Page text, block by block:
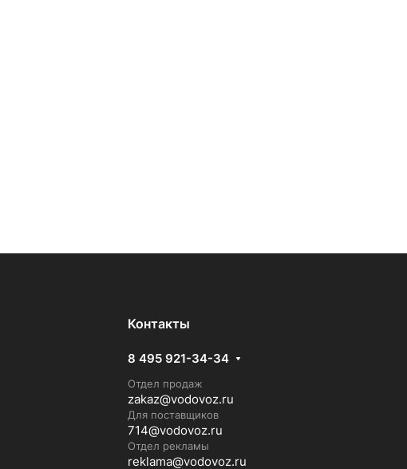
Контакты
8 495 921-34-34
Отдел продаж
zakaz@vodovoz.ru
Для поставщиков
714@vodovoz.ru
Отдел рекламы
reklama@vodovoz.ru